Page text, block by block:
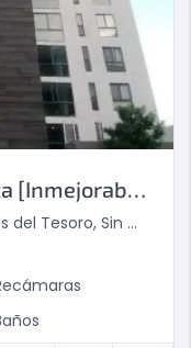
Vista] Torre Zénic
Jalisco, Mexico